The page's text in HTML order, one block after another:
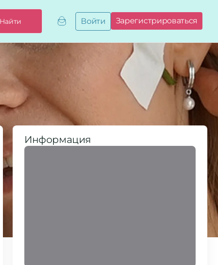
Найти
Добавить,
Мой
бизнес
Запросы
Сертификаты
Войти Зарегистрироваться
Информация